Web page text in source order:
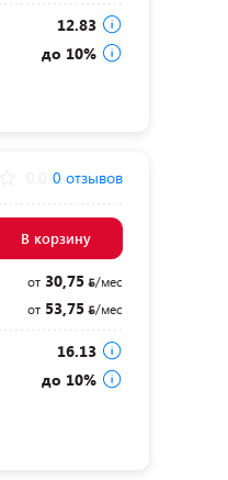
12.83
до 10%
0 отзывов
В корзину
от30,75
/мес
от53,75 /мес
16.13
до 10%